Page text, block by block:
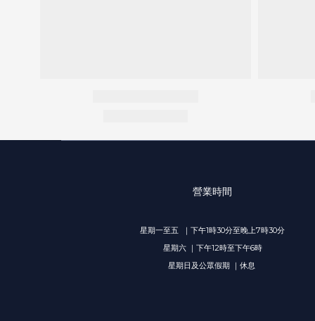
營業時間
星期一至五 ｜下午1時30分至晚上7時30分
星期六 ｜下午12時至下午6時
星期日及公眾假期 ｜休息